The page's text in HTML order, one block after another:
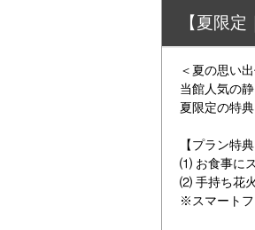
【夏限
＜夏の思い
当館人気の
夏限定の特
【プラン特典
⑴ お食事に
⑵ 手持ち花
※スマートフ